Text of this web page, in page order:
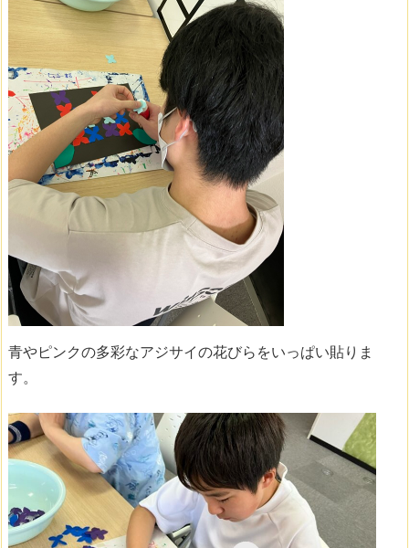
青やピンクの多彩なアジサイの花びらをいっぱい貼りま
す。